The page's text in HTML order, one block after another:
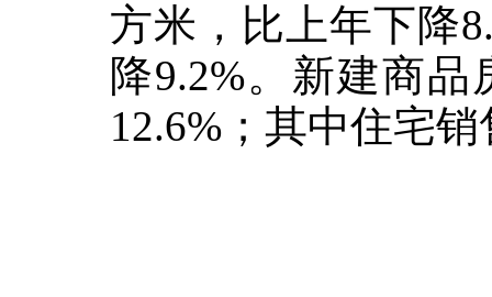
方米，比上年下降
降9.2%。新建商品
12.6% ；其中住宅